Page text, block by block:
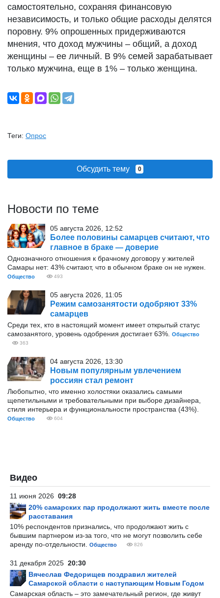
самостоятельно, сохраняя финансовую
независимость, и только общие расходы делятся
поровну. 9% опрошенных придерживаются
мнения, что доход мужчины – общий, а доход
женщины – ее личный. В 9% семей зарабатывает
только мужчина, еще в 1% – только женщина.
Теги: Опрос
Обсудить тему 0
Новости по теме
05 августа 2026, 12:52
Более половины самарцев считают, что
главное в браке — доверие
Однозначного отношения к брачному договору у жителей
Самары нет: 43% считают, что в обычном браке он не нужен.
Общество 493
05 августа 2026, 11:05
Режим самозанятости одобряют 33%
самарцев
Среди тех, кто в настоящий момент имеет открытый статус
самозанятого, уровень одобрения достигает 63%.
Общество
363
04 августа 2026, 13:30
Новым популярным увлечением
россиян стал ремонт
Любопытно, что именно холостяки оказались самыми
щепетильными и требовательными при выборе дизайнера,
стиля интерьера и функциональности пространства (43%).
Общество 604
Видео
11 июня 2026 09:28
20% самарских пар продолжают жить вместе после
расставания
10% респондентов признались, что продолжают жить с
бывшим партнером из-за того, что не могут позволить себе
аренду по-отдельности.
Общество 826
31 декабря 2025 20:30
Вячеслав Федорищев поздравил жителей
Самарской области с наступающим Новым Годом
Самарская область – это замечательный регион, где живут